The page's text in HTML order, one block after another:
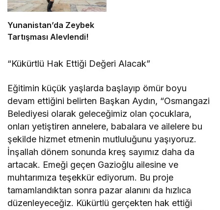
Yunanistan’da Zeybek
Tartışması Alevlendi!
“Kükürtlü Hak Ettiği Değeri Alacak”
Eğitimin küçük yaşlarda başlayıp ömür boyu
devam ettiğini belirten Başkan Aydın, “Osmangazi
Belediyesi olarak geleceğimiz olan çocuklara,
onları yetiştiren annelere, babalara ve ailelere bu
şekilde hizmet etmenin mutluluğunu yaşıyoruz.
İnşallah dönem sonunda kreş sayımız daha da
artacak. Emeği geçen Gazioğlu ailesine ve
muhtarımıza teşekkür ediyorum. Bu proje
tamamlandıktan sonra pazar alanını da hızlıca
düzenleyeceğiz. Kükürtlü gerçekten hak ettiği